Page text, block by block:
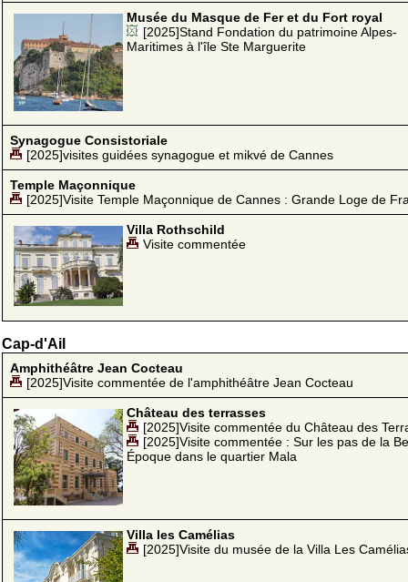
Musée du Masque de Fer et du Fort royal
[2025]Stand Fondation du patrimoine Alpes-
Maritimes à l'île Ste Marguerite
Synagogue Consistoriale
[2025]visites guidées synagogue et mikvé de Cannes
Temple Maçonnique
[2025]Visite Temple Maçonnique de Cannes : Grande Loge de
Villa Rothschild
Visite commentée
Cap-d'Ail
Amphithéâtre Jean Cocteau
[2025]Visite commentée de l'amphithéâtre Jean Cocteau
Château des terrasses
[2025]Visite commentée du Château des
[2025]Visite commentée : Sur les pas de la
Époque dans le quartier Mala
Villa les Camélias
[2025]Visite du musée de la Villa Les